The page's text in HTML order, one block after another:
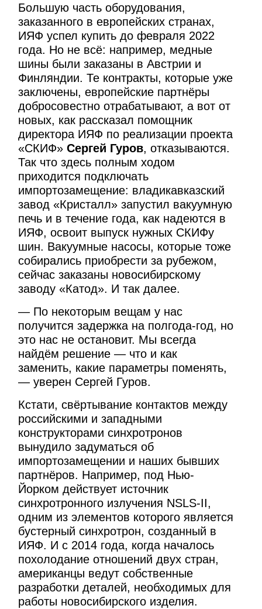
Большую часть оборудования,
заказанного в европейских странах,
ИЯФ успел купить до февраля 2022
года. Но не всё: например, медные
шины были заказаны в Австрии и
Финляндии. Те контракты, которые уже
заключены, европейские партнёры
добросовестно отрабатывают, а вот от
новых, как рассказал помощник
директора ИЯФ по реализации проекта
«СКИФ»Сергей Гуров, отказываются.
Так что здесь полным ходом
приходится подключать
импортозамещение: владикавказский
завод «Кристалл» запустил вакуумную
печь и в течение года, как надеются в
ИЯФ, освоит выпуск нужных СКИФу
шин. Вакуумные насосы, которые тоже
собирались приобрести за рубежом,
сейчас заказаны новосибирскому
заводу «Катод». И так далее.
— По некоторым вещам у нас
получится задержка на полгода-год, но
это нас не остановит. Мы всегда
найдём решение — что и как
заменить, какие параметры поменять,
— уверен Сергей Гуров.
Кстати, свёртывание контактов между
российскими и западными
конструкторами синхротронов
вынудило задуматься об
импортозамещении и наших бывших
партнёров. Например, под Нью-
Йорком действует источник
синхротронного излучения NSLS-II,
одним из элементов которого является
бустерный синхротрон, созданный в
ИЯФ. И с 2014 года, когда началось
похолодание отношений двух стран,
американцы ведут собственные
разработки деталей, необходимых для
работы новосибирского изделия.